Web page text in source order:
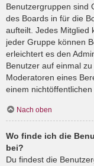
Benutzergruppen sind
des Boards in für die
aufteilt. Jedes Mitglied
jeder Gruppe können
erleichtert es den
Benutzer auf einmal
Moderatoren eines
einem nichtöffentlichen
Nach oben
Wo finde ich die
bei?
Du findest die